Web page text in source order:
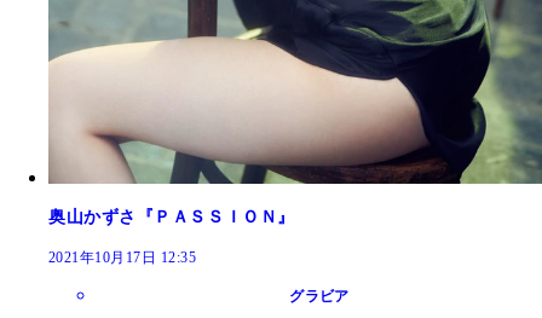
奥山かずさ『ＰＡＳＳＩＯＮ』
2021年10月17日 12:35
グラビア